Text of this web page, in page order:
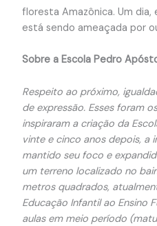
floresta Amazônica. Um
está sendo ameaçada por
Sobre a Escola Pedro
Respeito ao próximo,
de expressão. Esses foram
inspiraram a criação da
vinte e cinco anos depois, a
mantido seu foco e
um terreno localizado no
metros quadrados,
Educação Infantil ao Ensino
aulas em meio período